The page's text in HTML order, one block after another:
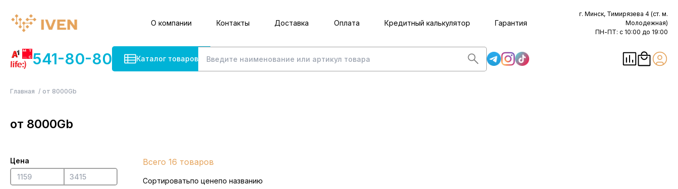
О компании Контакты Доставка Оплата Кредитный калькулятор Гарантия
г. Минск, Тимирязева 4 (ст. м.
Молодежная)
ПН-ПТ: с 10:00 до 19:00
541-80-80 Каталог товаров
Главная от 8000Gb
от 8000Gb
Цена Всего 16 товаров
Сортироватьпо ценепо названию